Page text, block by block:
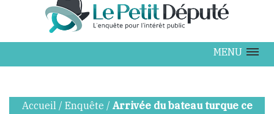
Directeur
info@lepetitdepute.com
MENU
Accueil / Enquête / Arrivée du bateau turque ce